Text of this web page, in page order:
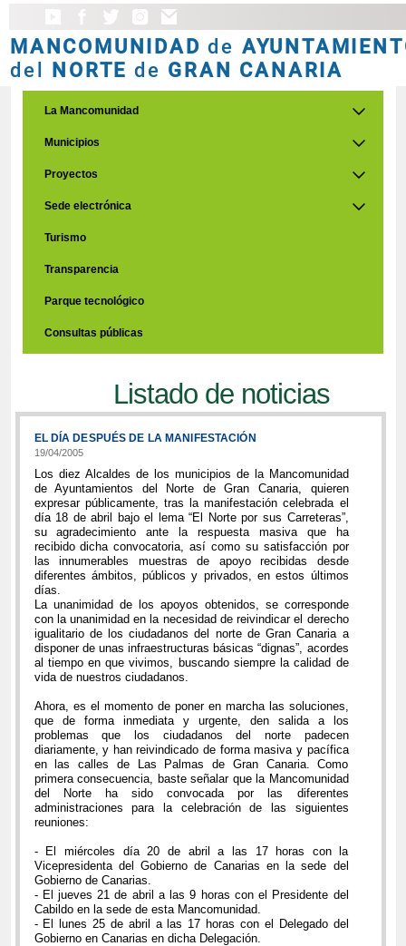
MANCOMUNIDAD de
del NORTE de GRAN CANARIA
La Mancomunidad
Municipios
Proyectos
Sede electrónica
Turismo
Transparencia
Parque tecnológico
Consultas públicas
Listado de noticias
EL DÍA DESPUÉS DE LA MANIFESTACIÓN
19/04/2005
Los diez Alcaldes de los municipios de la Mancomunidad
de Ayuntamientos del Norte de Gran Canaria, quieren
expresar públicamente, tras la manifestación celebrada el
día 18 de abril bajo el lema “El Norte por sus Carreteras”,
su agradecimiento ante la respuesta masiva que ha
recibido dicha convocatoria, así como su satisfacción por
las innumerables muestras de apoyo recibidas desde
diferentes ámbitos, públicos y privados, en estos últimos
días.
La unanimidad de los apoyos obtenidos, se corresponde
con la unanimidad en la necesidad de reivindicar el derecho
igualitario de los ciudadanos del norte de Gran Canaria a
disponer de unas infraestructuras básicas “dignas”, acordes
al tiempo en que vivimos, buscando siempre la calidad de
vida de nuestros ciudadanos.
Ahora, es el momento de poner en marcha las soluciones,
que de forma inmediata y urgente, den salida a los
problemas que los ciudadanos del norte padecen
diariamente, y han reivindicado de forma masiva y pacífica
en las calles de Las Palmas de Gran Canaria. Como
primera consecuencia, baste señalar que la Mancomunidad
del Norte ha sido convocada por las diferentes
administraciones para la celebración de las siguientes
reuniones:
- El miércoles día 20 de abril a las 17 horas con la
Vicepresidenta del Gobierno de Canarias en la sede del
Gobierno de Canarias.
- El jueves 21 de abril a las 9 horas con el Presidente del
Cabildo en la sede de esta Mancomunidad.
- El lunes 25 de abril a las 17 horas con el Delegado del
Gobierno en Canarias en dicha Delegación.